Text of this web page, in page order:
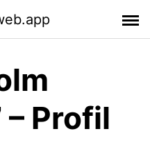
Profil